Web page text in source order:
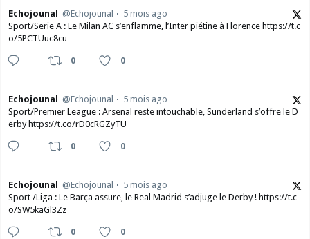
Echojounal @Echojounal
5 mois ago
Sport/Serie A : Le Milan AC s’enflamme, l’Inter piétine à Florence https://t.c
o/5PCTUuc8cu
0 0
Echojounal @Echojounal
5 mois ago
Sport/Premier League : Arsenal reste intouchable, Sunderland s’offre le D
erby https://t.co/rD0cRGZyTU
0 0
Echojounal @Echojounal
5 mois ago
Sport /Liga : Le Barça assure, le Real Madrid s’adjuge le Derby ! https://t.c
o/SW5kaGl3Zz
0 0